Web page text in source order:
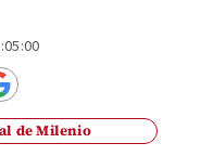
de Milenio